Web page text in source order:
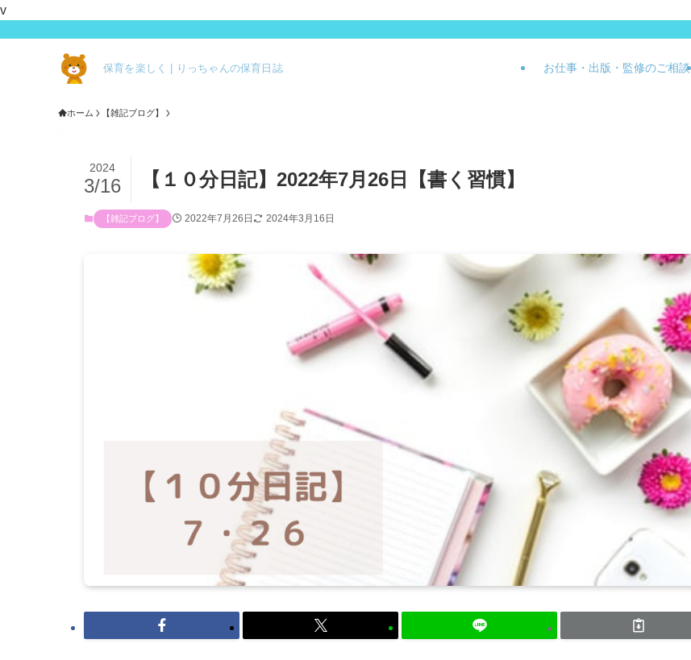
v
保育を楽しく | りっちゃんの保育日誌 お仕事・出版・監修のご相談
ホーム 【雑記ブログ】
【１０分日記】2022年7月26日【書く習慣】
2024
3/16
【雑記ブログ】 2022年7月26日 2024年3月16日